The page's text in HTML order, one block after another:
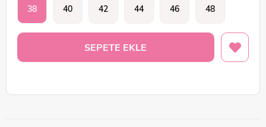
38 40 42 44 46 48